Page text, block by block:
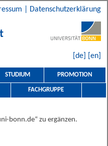
Datenschutzerklärung
[de] [en]
STUDIUM PROMOTION
FACHGRUPPE
bonn.de“ zu ergänzen.